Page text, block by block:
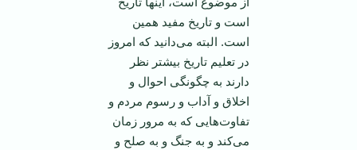
است و تاریخ مفید همین
است. البته می‌دانید که امروز
در تعلیم تاریخ بیشتر نظر
دارند به چگونگی احوال و
اخلاق و آداب و رسوم مردم و
تفاوت‌هایی که به مرور زمان
می‌کند و به جنگ و به صلح و